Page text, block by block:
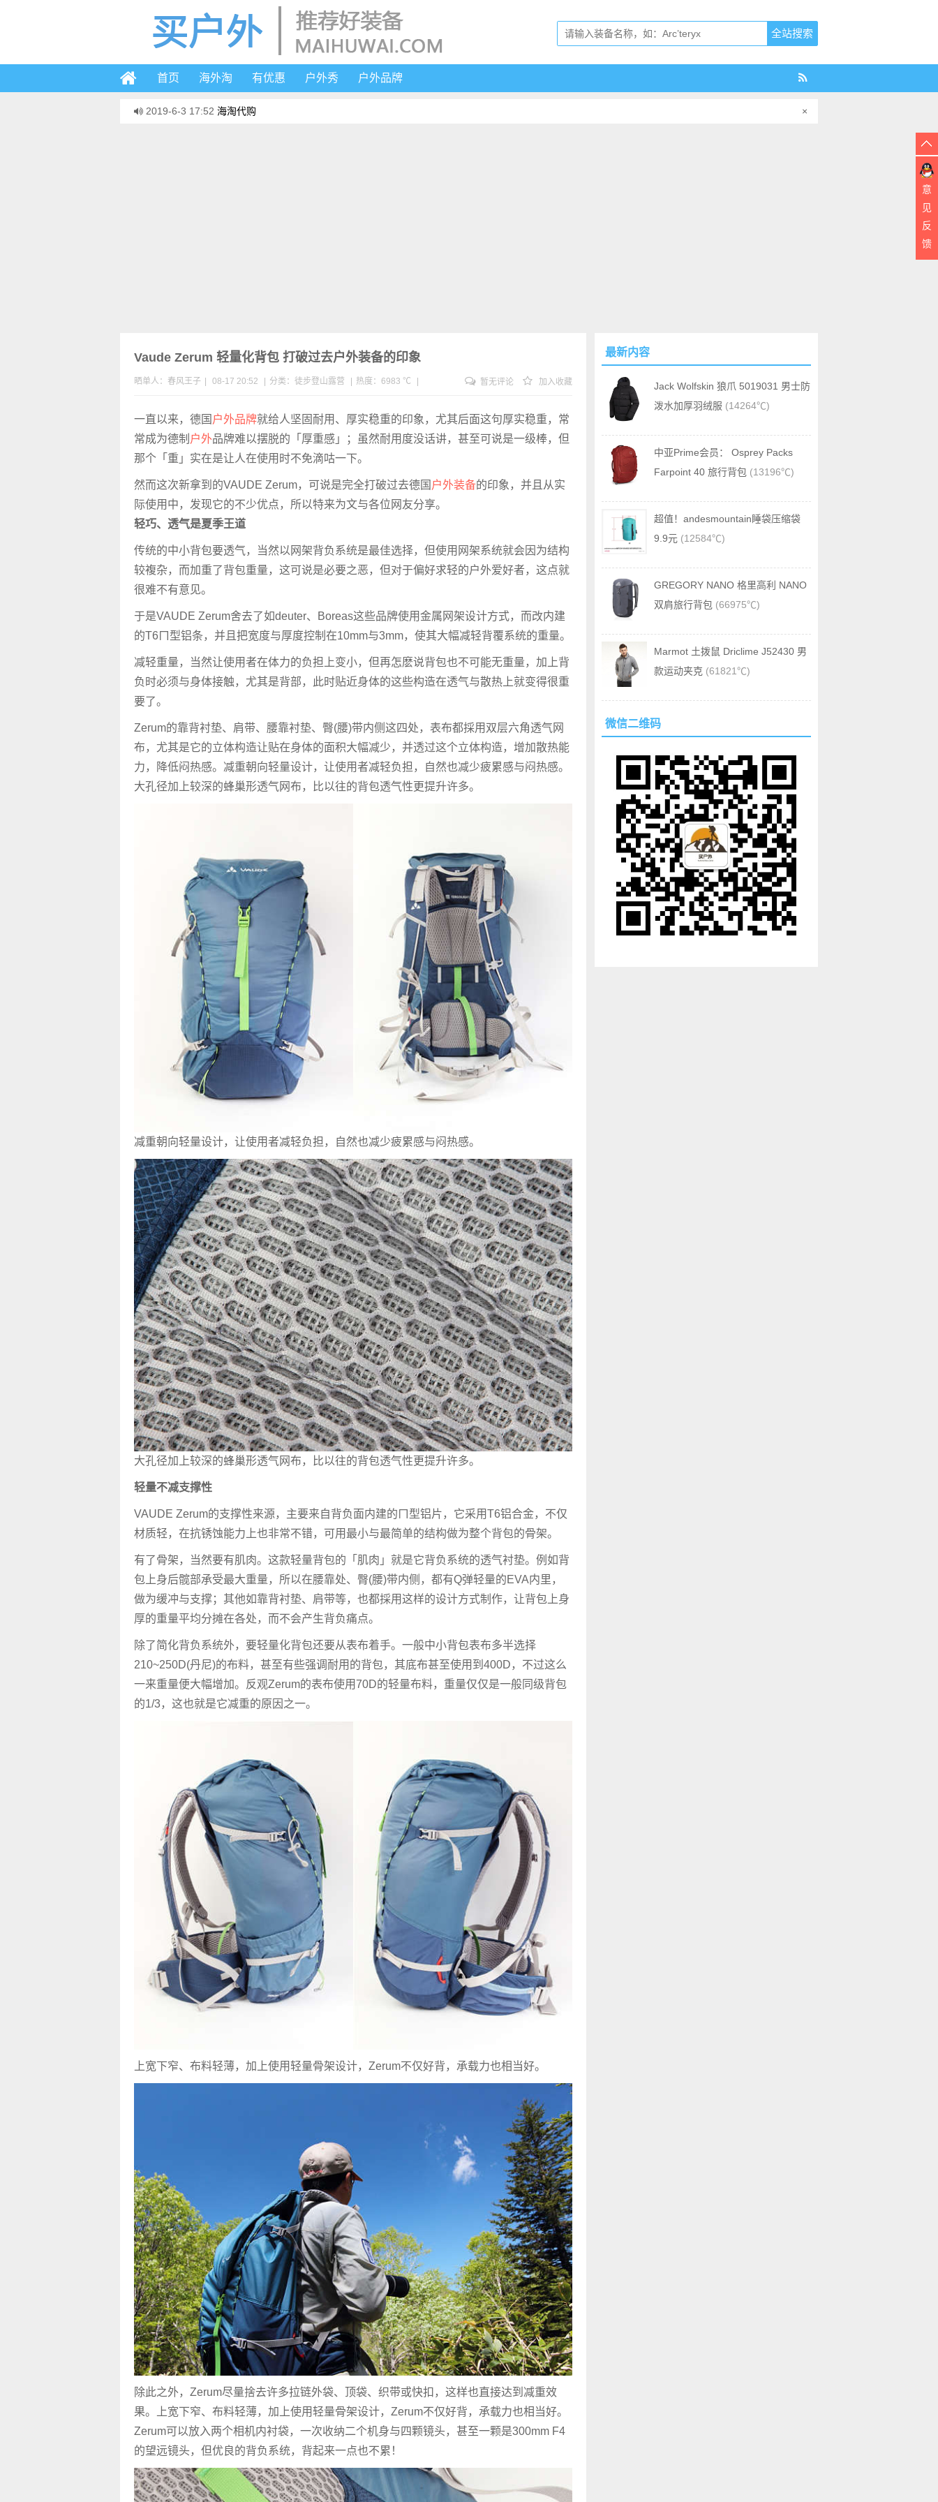
首页 海外淘 有优惠 户外秀 户外品牌
2019-6-3 17:52 海淘代购 ×
Vaude Zerum 轻量化背包 打破过去户外装备的印象
晒单人：春风王子 08-17 20:52 分类： 徒步登山露营 热度：6983 ℃ 暂无评论 加入收藏
一直以来，德国 户外品牌就给人坚固耐用、厚实稳重的印象，尤其后面这句厚实稳重，常
常成为德制 户外品牌难以摆脱的「厚重感」；虽然耐用度没话讲，甚至可说是一级棒，但
那个「重」实在是让人在使用时不免滴咕一下。
然而这次新拿到的VAUDE Zerum，可说是完全打破过去德国 户外装备的印象，并且从实
际使用中，发现它的不少优点，所以特来为文与各位网友分享。
轻巧、透气是夏季王道
传统的中小背包要透气，当然以网架背负系统是最佳选择，但使用网架系统就会因为结构
较複杂，而加重了背包重量，这可说是必要之恶，但对于偏好求轻的户外爱好者，这点就
很难不有意见。
于是VAUDE Zerum舍去了如deuter、Boreas这些品牌使用金属网架设计方式，而改内建
的T6ㄇ型铝条，并且把宽度与厚度控制在10mm与3mm，使其大幅减轻背覆系统的重量。
减轻重量，当然让使用者在体力的负担上变小，但再怎麽说背包也不可能无重量，加上背
负时必须与身体接触，尤其是背部，此时贴近身体的这些构造在透气与散热上就变得很重
要了。
Zerum的靠背衬垫、肩带、腰靠衬垫、臀(腰)带内侧这四处，表布都採用双层六角透气网
布，尤其是它的立体构造让贴在身体的面积大幅减少，并透过这个立体构造，增加散热能
力，降低闷热感。减重朝向轻量设计，让使用者减轻负担，自然也减少疲累感与闷热感。
大孔径加上较深的蜂巢形透气网布，比以往的背包透气性更提升许多。
减重朝向轻量设计，让使用者减轻负担，自然也减少疲累感与闷热感。
大孔径加上较深的蜂巢形透气网布，比以往的背包透气性更提升许多。
轻量不减支撑性
VAUDE Zerum的支撑性来源，主要来自背负面内建的ㄇ型铝片，它采用T6铝合金，不仅
材质轻，在抗锈蚀能力上也非常不错，可用最小与最简单的结构做为整个背包的骨架。
有了骨架，当然要有肌肉。这款轻量背包的「肌肉」就是它背负系统的透气衬垫。例如背
包上身后髋部承受最大重量，所以在腰靠处、臀(腰)带内侧，都有Q弹轻量的EVA内里，
做为缓冲与支撑；其他如靠背衬垫、肩带等，也都採用这样的设计方式制作，让背包上身
厚的重量平均分摊在各处，而不会产生背负痛点。
除了简化背负系统外，要轻量化背包还要从表布着手。一般中小背包表布多半选择
210~250D(丹尼)的布料，甚至有些强调耐用的背包，其底布甚至使用到400D，不过这么
一来重量便大幅增加。反观Zerum的表布使用70D的轻量布料，重量仅仅是一般同级背包
的1/3，这也就是它减重的原因之一。
上宽下窄、布料轻薄，加上使用轻量骨架设计，Zerum不仅好背，承载力也相当好。
除此之外，Zerum尽量捨去许多拉链外袋、顶袋、织带或快扣，这样也直接达到减重效
果。上宽下窄、布料轻薄，加上使用轻量骨架设计，Zerum不仅好背，承载力也相当好。
Zerum可以放入两个相机内衬袋，一次收纳二个机身与四颗镜头，甚至一颗是300mm F4
的望远镜头，但优良的背负系统，背起来一点也不累！
最新内容
Jack Wolfskin 狼爪 5019031 男士防
泼水加厚羽绒服 (14264℃)
中亚Prime会员： Osprey Packs
Farpoint 40 旅行背包 (13196℃)
超值！andesmountain睡袋压缩袋
9.9元 (12584℃)
GREGORY NANO 格里高利 NANO
双肩旅行背包 (66975℃)
Marmot 土拨鼠 Driclime J52430 男
款运动夹克 (61821℃)
微信二维码
意
见
反
馈